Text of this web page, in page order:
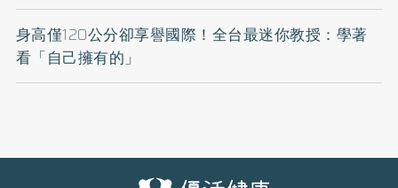
身高僅120公分卻享譽國際！全台最迷你教授：學著
看「自己擁有的」